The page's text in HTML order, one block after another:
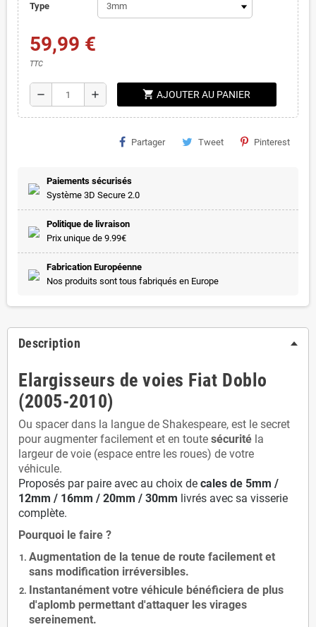
Type
59,99 €
TTC
remove add shopping_cart AJOUTER AU PANIER
Partager Tweet Pinterest
Paiements sécurisés
Système 3D Secure 2.0
Politique de livraison
Prix unique de 9.99€
Fabrication Européenne
Nos produits sont tous fabriqués en Europe
Description
Elargisseurs de voies Fiat Doblo
(2005-2010)
Ou spacer dans la langue de Shakespeare, est le secret
pour augmenter facilement et en toute sécurité la
largeur de voie (espace entre les roues) de votre
véhicule.
Proposés par paire avec au choix de cales de 5mm /
12mm / 16mm / 20mm / 30mm livrés avec sa visserie
complète.
Pourquoi le faire ?
Augmentation de la tenue de route facilement et
sans modification irréversibles.
Instantanément votre véhicule bénéficiera de plus
d'aplomb permettant d'attaquer les virages
sereinement.